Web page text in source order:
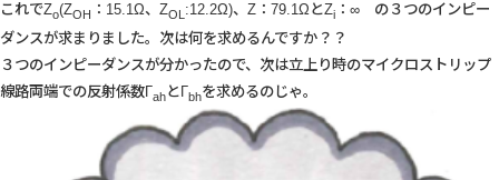
これでZo(ZOH ：15.1Ω、ZOL :12.2Ω)、Z：79.1ΩとZi ：∞ の３つのインピー
ダンスが求まりました。次は何を求めるんですか？？
３つのインピーダンスが分かったので、次は立上り時のマイクロストリップ
線路両端での反射係数ΓahとΓbhを求めるのじゃ。